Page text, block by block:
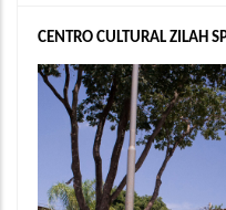
CENTRO CULTURAL ZILAH